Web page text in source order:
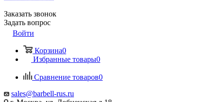
Заказать звонок
Задать вопрос
Войти
Корзина0
Избранные товары0
Сравнение товаров0
sales@barbell-rus.ru